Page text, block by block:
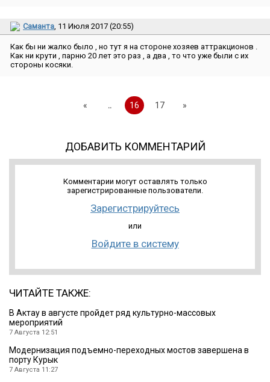
Саманта , 11 Июля 2017 (20:55)
Как бы ни жалко было , но тут я на стороне хозяев аттракционов .
Как ни крути , парню 20 лет это раз , а два , то что уже были с их
стороны косяки.
« .. 16 17 »
ДОБАВИТЬ КОММЕНТАРИЙ
Комментарии могут оставлять только
зарегистрированные пользователи.
Зарегистрируйтесь
или
Войдите в систему
ЧИТАЙТЕ ТАКЖЕ:
В Актау в августе пройдет ряд культурно-массовых
мероприятий
7 Августа 12:51
Модернизация подъемно-переходных мостов завершена в
порту Курык
7 Августа 11:27